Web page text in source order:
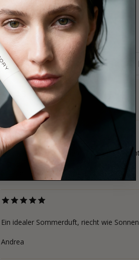
ES EN
42 Comentarios
Das wird mein Sommerduft 2026! Es
Ein idealer Sommerduft, riecht wie
Andrea